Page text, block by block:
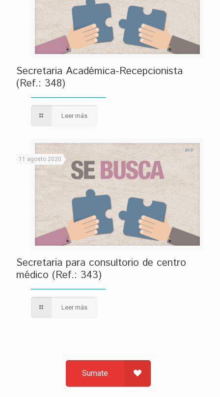
Secretaria Académica-Recepcionista
(Ref.: 348)
Leer más
11 agosto 2020
Secretaria para consultorio de centro
médico (Ref.: 343)
Leer más
Sumate